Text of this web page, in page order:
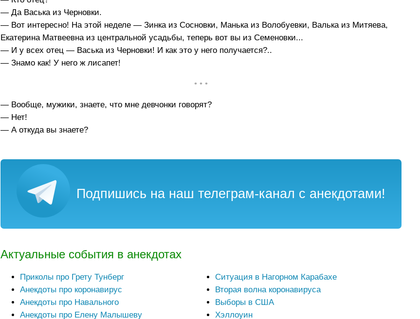
— Да Васька из Черновки.
— Вот интересно! На этой неделе — Зинка из Сосновки, Манька из Волобуевки, Валька из Митяева,
Екатерина Матвеевна из центральной усадьбы, теперь вот вы из Семеновки...
— И у всех отец — Васька из Черновки! И как это у него получается?..
— Знамо как! У него ж лисапет!
• • •
— Вообще, мужики, знаете, что мне девчонки говорят?
— Нет!
— А откуда вы знаете?
Подпишись на наш телеграм-канал с анекдотами!
Актуальные события в анекдотах
Приколы про Грету Тунберг
Анекдоты про коронавирус
Анекдоты про Навального
Анекдоты про Елену Малышеву
Ситуация в Нагорном Карабахе
Вторая волна коронавируса
Выборы в США
Хэллоуин